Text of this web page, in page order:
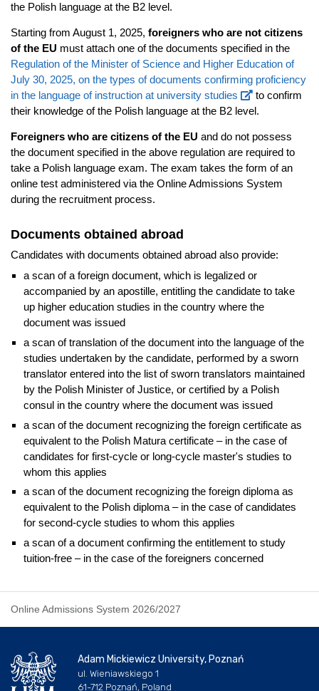
the Polish language at the B2 level.
Starting from August 1, 2025, foreigners who are not citizens
of the EU must attach one of the documents specified in the
Regulation of the Minister of Science and Higher Education of
July 30, 2025, on the types of documents confirming proficiency
in the language of instruction at university studies
to confirm
their knowledge of the Polish language at the B2 level.
Foreigners who are citizens of the EU and do not possess
the document specified in the above regulation are required to
take a Polish language exam. The exam takes the form of an
online test administered via the Online Admissions System
during the recruitment process.
Documents obtained abroad
Candidates with documents obtained abroad also provide:
a scan of a foreign document, which is legalized or
accompanied by an apostille, entitling the candidate to take
up higher education studies in the country where the
document was issued
a scan of translation of the document into the language of the
studies undertaken by the candidate, performed by a sworn
translator entered into the list of sworn translators maintained
by the Polish Minister of Justice, or certified by a Polish
consul in the country where the document was issued
a scan of the document recognizing the foreign certificate as
equivalent to the Polish Matura certificate – in the case of
candidates for first-cycle or long-cycle master's studies to
whom this applies
a scan of the document recognizing the foreign diploma as
equivalent to the Polish diploma – in the case of candidates
for second-cycle studies to whom this applies
a scan of a document confirming the entitlement to study
tuition-free – in the case of the foreigners concerned
Online Admissions System 2026/2027
Adam Mickiewicz University, Poznań
ul. Wieniawskiego 1
61-712 Poznań, Poland